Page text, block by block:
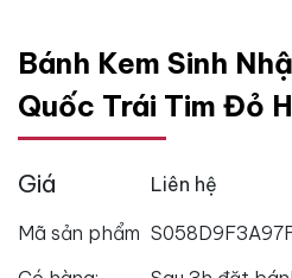
Bánh Kem Sinh
Quốc Trái Tim Đỏ
Giá Liên hệ
Mã sản phẩm